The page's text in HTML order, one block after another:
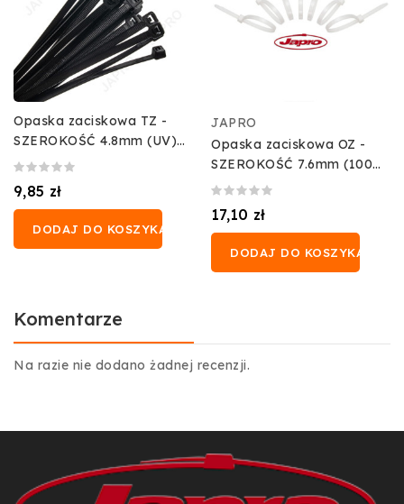
Opaska zaciskowa TZ -
SZEROKOŚĆ 4.8mm (UV)
(100 szt.)
9,85 zł
DODAJ DO KOSZYKA
JAPRO
Opaska zaciskowa OZ -
SZEROKOŚĆ 7.6mm (100
szt.)
17,10 zł
DODAJ DO KOSZYKA
Komentarze
Na razie nie dodano żadnej recenzji.